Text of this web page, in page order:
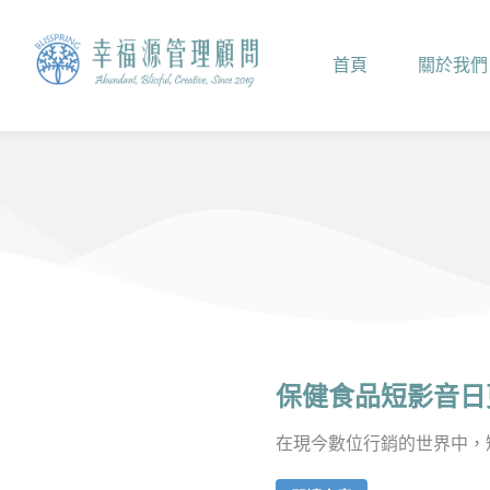
首頁 關於我們
保健食品短影音
在現今數位行銷的世界中